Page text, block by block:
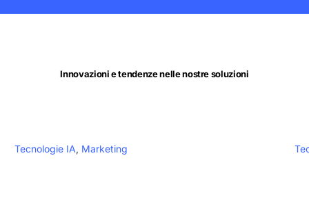
Innovazioni e tendenze nelle nostre soluzioni
Tecnologie IA, Marketing